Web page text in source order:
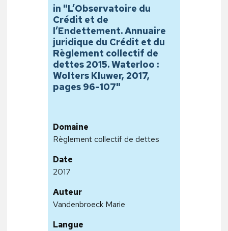
in "L’Observatoire du
Crédit et de
l’Endettement. Annuaire
juridique du Crédit et du
Règlement collectif de
dettes 2015. Waterloo :
Wolters Kluwer, 2017,
pages 96-107"
Domaine
Règlement collectif de dettes
Date
2017
Auteur
Vandenbroeck Marie
Langue